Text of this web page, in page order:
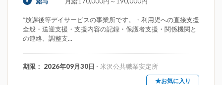
*放課後等デイサービスの事業所です。・利用児への直接支援
全般・送迎支援・支援内容の記録・保護者支援・関係機関と
の連絡、調整支...
期限： 2026年09月30日 - 米沢公共職業安定所
★お気に入り